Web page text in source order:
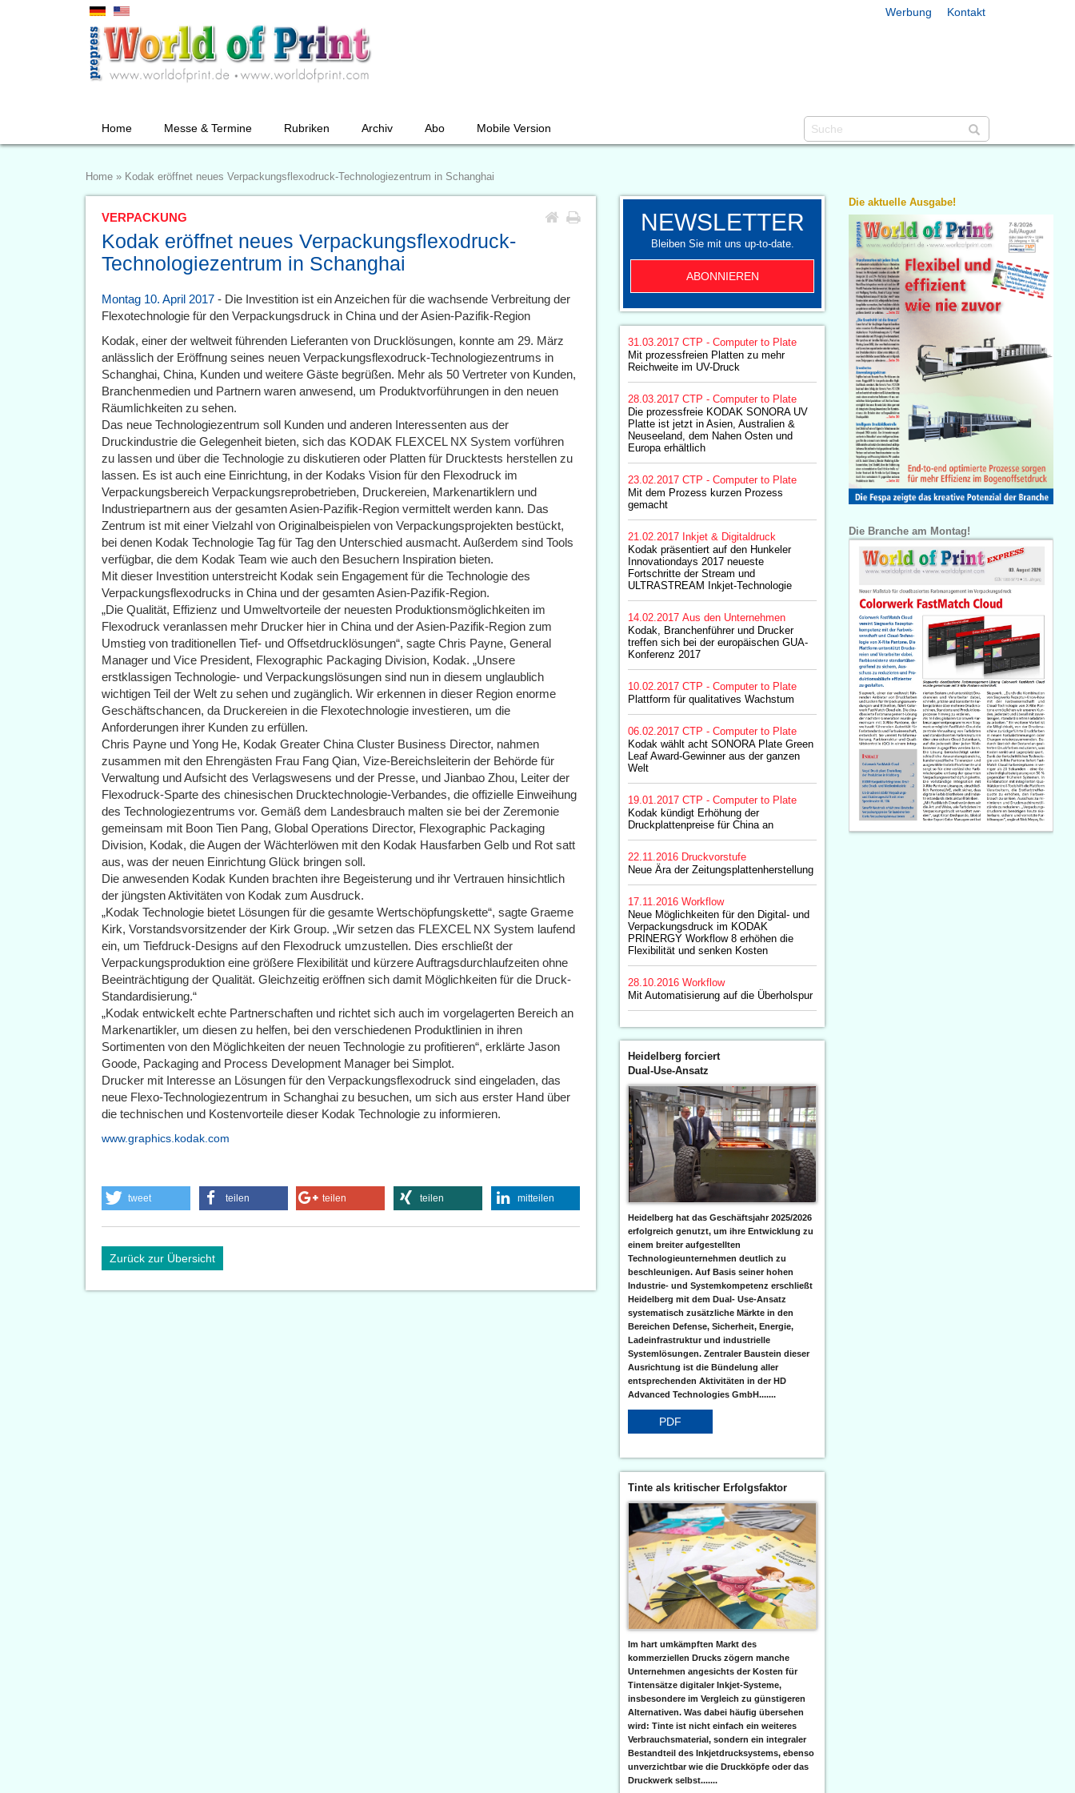
Werbung Kontakt
Home Messe & Termine Rubriken Archiv Abo Mobile Version
Home » Kodak eröffnet neues Verpackungsflexodruck-Technologiezentrum in Schanghai
VERPACKUNG
Kodak eröffnet neues Verpackungsflexodruck-
Technologiezentrum in Schanghai
Montag 10. April 2017 - Die Investition ist ein Anzeichen für die wachsende Verbreitung der
Flexotechnologie für den Verpackungsdruck in China und der Asien-Pazifik-Region
Kodak, einer der weltweit führenden Lieferanten von Drucklösungen, konnte am 29. März
anlässlich der Eröffnung seines neuen Verpackungsflexodruck-Technologiezentrums in
Schanghai, China, Kunden und weitere Gäste begrüßen. Mehr als 50 Vertreter von Kunden,
Branchenmedien und Partnern waren anwesend, um Produktvorführungen in den neuen
Räumlichkeiten zu sehen.
Das neue Technologiezentrum soll Kunden und anderen Interessenten aus der
Druckindustrie die Gelegenheit bieten, sich das KODAK FLEXCEL NX System vorführen
zu lassen und über die Technologie zu diskutieren oder Platten für Drucktests herstellen zu
lassen. Es ist auch eine Einrichtung, in der Kodaks Vision für den Flexodruck im
Verpackungsbereich Verpackungsreprobetrieben, Druckereien, Markenartiklern und
Industriepartnern aus der gesamten Asien-Pazifik-Region vermittelt werden kann. Das
Zentrum ist mit einer Vielzahl von Originalbeispielen von Verpackungsprojekten bestückt,
bei denen Kodak Technologie Tag für Tag den Unterschied ausmacht. Außerdem sind Tools
verfügbar, die dem Kodak Team wie auch den Besuchern Inspiration bieten.
Mit dieser Investition unterstreicht Kodak sein Engagement für die Technologie des
Verpackungsflexodrucks in China und der gesamten Asien-Pazifik-Region.
„Die Qualität, Effizienz und Umweltvorteile der neuesten Produktionsmöglichkeiten im
Flexodruck veranlassen mehr Drucker hier in China und der Asien-Pazifik-Region zum
Umstieg von traditionellen Tief- und Offsetdrucklösungen“, sagte Chris Payne, General
Manager und Vice President, Flexographic Packaging Division, Kodak. „Unsere
erstklassigen Technologie- und Verpackungslösungen sind nun in diesem unglaublich
wichtigen Teil der Welt zu sehen und zugänglich. Wir erkennen in dieser Region enorme
Geschäftschancen, da Druckereien in die Flexotechnologie investieren, um die
Anforderungen ihrer Kunden zu erfüllen.
Chris Payne und Yong He, Kodak Greater China Cluster Business Director, nahmen
zusammen mit den Ehrengästen Frau Fang Qian, Vize-Bereichsleiterin der Behörde für
Verwaltung und Aufsicht des Verlagswesens und der Presse, und Jianbao Zhou, Leiter der
Flexodruck-Sparte des chinesischen Drucktechnologie-Verbandes, die offizielle Einweihung
des Technologiezentrums vor. Gemäß dem Landesbrauch malten sie bei der Zeremonie
gemeinsam mit Boon Tien Pang, Global Operations Director, Flexographic Packaging
Division, Kodak, die Augen der Wächterlöwen mit den Kodak Hausfarben Gelb und Rot satt
aus, was der neuen Einrichtung Glück bringen soll.
Die anwesenden Kodak Kunden brachten ihre Begeisterung und ihr Vertrauen hinsichtlich
der jüngsten Aktivitäten von Kodak zum Ausdruck.
„Kodak Technologie bietet Lösungen für die gesamte Wertschöpfungskette“, sagte Graeme
Kirk, Vorstandsvorsitzender der Kirk Group. „Wir setzen das FLEXCEL NX System laufend
ein, um Tiefdruck-Designs auf den Flexodruck umzustellen. Dies erschließt der
Verpackungsproduktion eine größere Flexibilität und kürzere Auftragsdurchlaufzeiten ohne
Beeinträchtigung der Qualität. Gleichzeitig eröffnen sich damit Möglichkeiten für die Druck-
Standardisierung.“
„Kodak entwickelt echte Partnerschaften und richtet sich auch im vorgelagerten Bereich an
Markenartikler, um diesen zu helfen, bei den verschiedenen Produktlinien in ihren
Sortimenten von den Möglichkeiten der neuen Technologie zu profitieren“, erklärte Jason
Goode, Packaging and Process Development Manager bei Simplot.
Drucker mit Interesse an Lösungen für den Verpackungsflexodruck sind eingeladen, das
neue Flexo-Technologiezentrum in Schanghai zu besuchen, um sich aus erster Hand über
die technischen und Kostenvorteile dieser Kodak Technologie zu informieren.
www.graphics.kodak.com
tweet teilen teilen teilen mitteilen
Zurück zur Übersicht
NEWSLETTER
Bleiben Sie mit uns up-to-date.
ABONNIEREN
31.03.2017 CTP - Computer to Plate
Mit prozessfreien Platten zu mehr
Reichweite im UV-Druck
28.03.2017 CTP - Computer to Plate
Die prozessfreie KODAK SONORA UV
Platte ist jetzt in Asien, Australien &
Neuseeland, dem Nahen Osten und
Europa erhältlich
23.02.2017 CTP - Computer to Plate
Mit dem Prozess kurzen Prozess
gemacht
21.02.2017 Inkjet & Digitaldruck
Kodak präsentiert auf den Hunkeler
Innovationdays 2017 neueste
Fortschritte der Stream und
ULTRASTREAM Inkjet-Technologie
14.02.2017 Aus den Unternehmen
Kodak, Branchenführer und Drucker
treffen sich bei der europäischen GUA-
Konferenz 2017
10.02.2017 CTP - Computer to Plate
Plattform für qualitatives Wachstum
06.02.2017 CTP - Computer to Plate
Kodak wählt acht SONORA Plate Green
Leaf Award-Gewinner aus der ganzen
Welt
19.01.2017 CTP - Computer to Plate
Kodak kündigt Erhöhung der
Druckplattenpreise für China an
22.11.2016 Druckvorstufe
Neue Ära der Zeitungsplattenherstellung
17.11.2016 Workflow
Neue Möglichkeiten für den Digital- und
Verpackungsdruck im KODAK
PRINERGY Workflow 8 erhöhen die
Flexibilität und senken Kosten
28.10.2016 Workflow
Mit Automatisierung auf die Überholspur
Heidelberg forciert
Dual-Use-Ansatz
Heidelberg hat das Geschäftsjahr 2025/2026
erfolgreich genutzt, um ihre Entwicklung zu
einem breiter aufgestellten
Technologieunternehmen deutlich zu
beschleunigen. Auf Basis seiner hohen
Industrie- und Systemkompetenz erschließt
Heidelberg mit dem Dual- Use-Ansatz
systematisch zusätzliche Märkte in den
Bereichen Defense, Sicherheit, Energie,
Ladeinfrastruktur und industrielle
Systemlösungen. Zentraler Baustein dieser
Ausrichtung ist die Bündelung aller
entsprechenden Aktivitäten in der HD
Advanced Technologies GmbH.......
PDF
Tinte als kritischer Erfolgsfaktor
Im hart umkämpften Markt des
kommerziellen Drucks zögern manche
Unternehmen angesichts der Kosten für
Tintensätze digitaler Inkjet-Systeme,
insbesondere im Vergleich zu günstigeren
Alternativen. Was dabei häufig übersehen
wird: Tinte ist nicht einfach ein weiteres
Verbrauchsmaterial, sondern ein integraler
Bestandteil des Inkjetdrucksystems, ebenso
unverzichtbar wie die Druckköpfe oder das
Druckwerk selbst.......
Die aktuelle Ausgabe!
Die Branche am Montag!